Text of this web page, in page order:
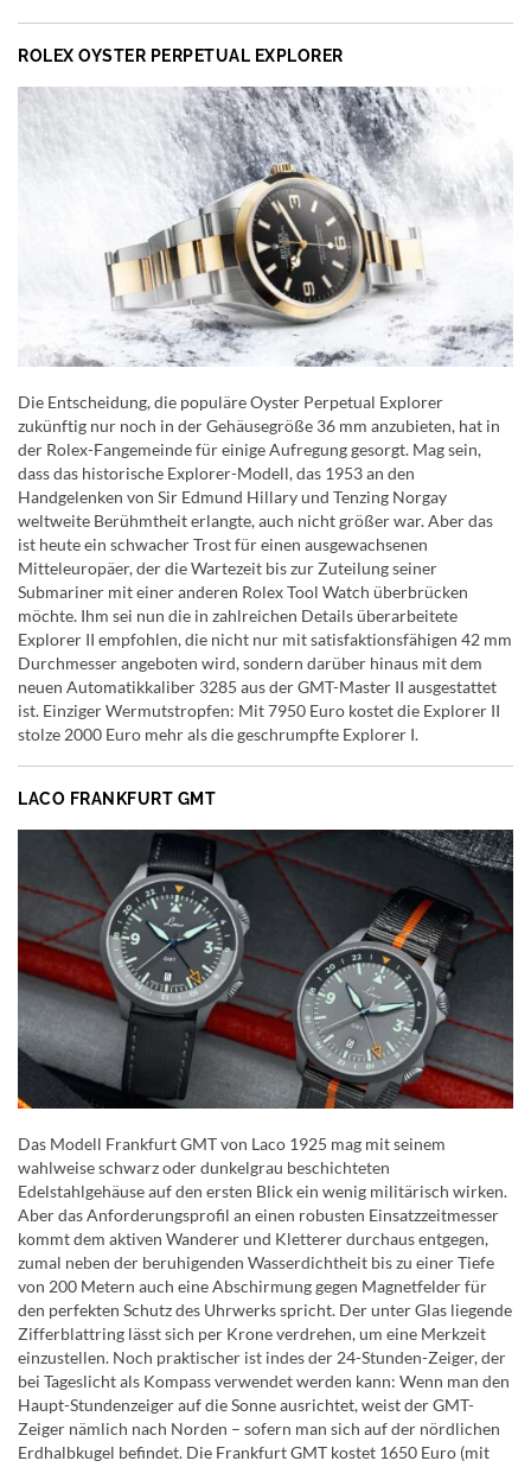
ROLEX OYSTER PERPETUAL EXPLORER
Die Entscheidung, die populäre Oyster Perpetual Explorer
zukünftig nur noch in der Gehäusegröße 36 mm anzubieten, hat in
der Rolex-Fangemeinde für einige Aufregung gesorgt. Mag sein,
dass das historische Explorer-Modell, das 1953 an den
Handgelenken von Sir Edmund Hillary und Tenzing Norgay
weltweite Berühmtheit erlangte, auch nicht größer war. Aber das
ist heute ein schwacher Trost für einen ausgewachsenen
Mitteleuropäer, der die Wartezeit bis zur Zuteilung seiner
Submariner mit einer anderen Rolex Tool Watch überbrücken
möchte. Ihm sei nun die in zahlreichen Details überarbeitete
Explorer II empfohlen, die nicht nur mit satisfaktionsfähigen 42 mm
Durchmesser angeboten wird, sondern darüber hinaus mit dem
neuen Automatikkaliber 3285 aus der GMT-Master II ausgestattet
ist. Einziger Wermutstropfen: Mit 7950 Euro kostet die Explorer II
stolze 2000 Euro mehr als die geschrumpfte Explorer I.
LACO FRANKFURT GMT
Das Modell Frankfurt GMT von Laco 1925 mag mit seinem
wahlweise schwarz oder dunkelgrau beschichteten
Edelstahlgehäuse auf den ersten Blick ein wenig militärisch wirken.
Aber das Anforderungsprofil an einen robusten Einsatzzeitmesser
kommt dem aktiven Wanderer und Kletterer durchaus entgegen,
zumal neben der beruhigenden Wasserdichtheit bis zu einer Tiefe
von 200 Metern auch eine Abschirmung gegen Magnetfelder für
den perfekten Schutz des Uhrwerks spricht. Der unter Glas liegende
Zifferblattring lässt sich per Krone verdrehen, um eine Merkzeit
einzustellen. Noch praktischer ist indes der 24-Stunden-Zeiger, der
bei Tageslicht als Kompass verwendet werden kann: Wenn man den
Haupt-Stundenzeiger auf die Sonne ausrichtet, weist der GMT-
Zeiger nämlich nach Norden – sofern man sich auf der nördlichen
Erdhalbkugel befindet. Die Frankfurt GMT kostet 1650 Euro (mit